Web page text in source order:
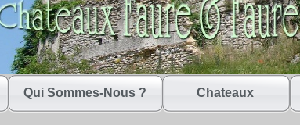
Qui Sommes-Nous ? Chateaux